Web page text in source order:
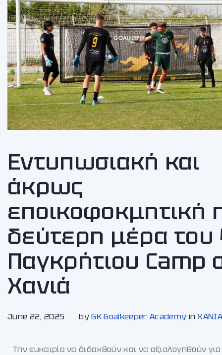
Εντυπωσιακή και
άκρως
εποικοφοκμητική
δεύτερη μέρα του
Παγκρήτιου Camp
Χανιά
June 22, 2025 byGK Goalkeeper Academy in
Την ευκαιρία να διδαχθούν και να αξιολογηθούν